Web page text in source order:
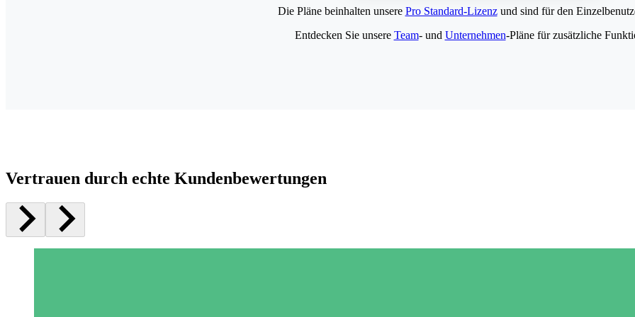
Die Pläne beinhalten unsere Pro Standard-Lizenzund sind für den
Entdecken Sie unsere Team- und Unternehmen-Pläne für zusätzliche
Vertrauen durch echte Kundenbewertungen